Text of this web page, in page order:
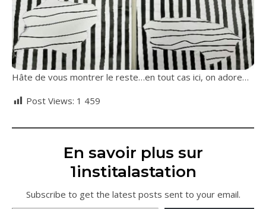
Hâte de vous montrer le reste…en tout cas ici, on adore…
Post Views: 1 459
En savoir plus sur
1institalastation
Subscribe to get the latest posts sent to your email.